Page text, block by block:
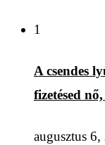
1
A csendes
fizetésed
augusztus 6,